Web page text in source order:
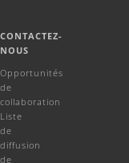
CONTACTEZ-
NOUS
Opportunités
de
collaboration
Liste
de
diffusion
de